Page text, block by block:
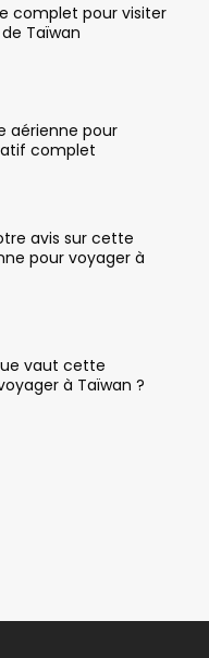
complet pour visiter
Taïwan
aérienne pour
complet
avis sur cette
pour voyager à
vaut cette
à Taïwan ?